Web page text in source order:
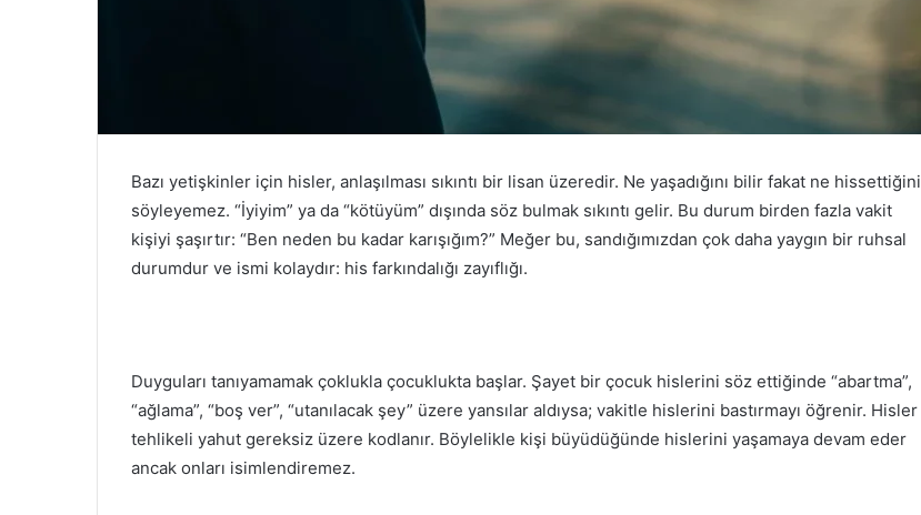
Bazı yetişkinler için hisler, anlaşılması sıkıntı bir lisan üzeredir. Ne yaşadığını bilir fakat ne hissettiğini
söyleyemez. “İyiyim” ya da “kötüyüm” dışında söz bulmak sıkıntı gelir. Bu durum birden fazla vakit
kişiyi şaşırtır: “Ben neden bu kadar karışığım?” Meğer bu, sandığımızdan çok daha yaygın bir ruhsal
durumdur ve ismi kolaydır: his farkındalığı zayıflığı.
Duyguları tanıyamamak çoklukla çocuklukta başlar. Şayet bir çocuk hislerini söz ettiğinde “abartma”,
“ağlama”, “boş ver”, “utanılacak şey” üzere yansılar aldıysa; vakitle hislerini bastırmayı öğrenir. Hisler
tehlikeli yahut gereksiz üzere kodlanır. Böylelikle kişi büyüdüğünde hislerini yaşamaya devam eder
ancak onları isimlendiremez.